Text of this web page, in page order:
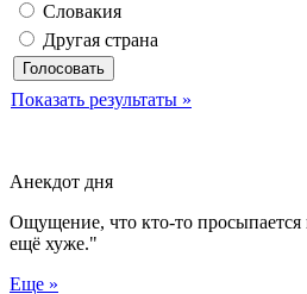
Словакия
Другая страна
Показать результаты »
Анекдот дня
Ощущение, что кто-то просыпается
ещё хуже."
Еще »